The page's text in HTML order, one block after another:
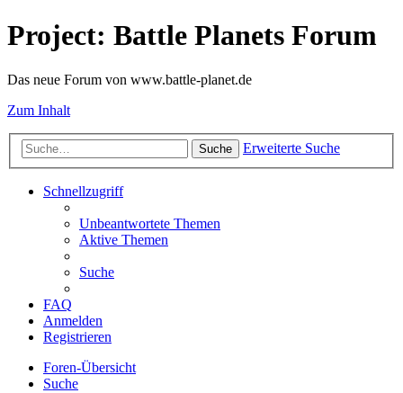
Project: Battle Planets Forum
Das neue Forum von www.battle-planet.de
Zum Inhalt
Suche Erweiterte Suche
Schnellzugriff
Unbeantwortete Themen
Aktive Themen
Suche
FAQ
Anmelden
Registrieren
Foren-Übersicht
Suche